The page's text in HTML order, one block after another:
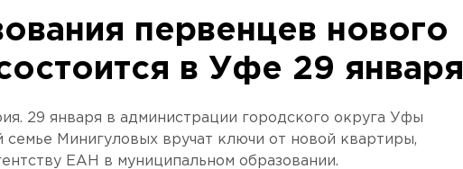
первенцев нового
в Уфе 29 января
29 января в администрации городского округа Уфы
семье Минигуловых вручат ключи от новой квартиры,
ЕАН в муниципальном образовании.